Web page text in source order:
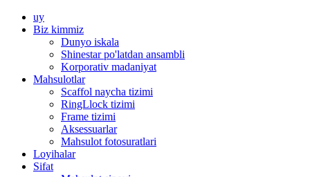
uy
Biz kimmiz
Dunyo iskala
Shinestar po'latdan ansambli
Korporativ madaniyat
Mahsulotlar
Scaffol naycha tizimi
RingLlock tizimi
Frame tizimi
Aksessuarlar
Mahsulot fotosuratlari
Loyihalar
Sifat